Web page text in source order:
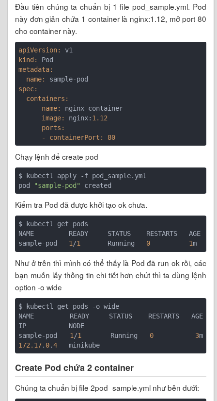
Đầu tiên chúng ta chuẩn bị 1 file pod_sample.yml. Pod
này đơn giản chứa 1 container là nginx:1.12, mở port 80
cho container này.
apiVersion:
kind:
metadata:
  name:
spec:
  containers:
    - name:
      image:
nginx: 1.12
      ports:
      - containerPort:
80
Chạy lệnh để create pod
$ kubectl apply -f pod_sample.yml
pod
"sample-pod"
Kiểm tra Pod đã được khởi tạo ok chưa.
$ kubectl get pods
NAME         READY     STATUS    RESTARTS   AGE
sample-pod 1/1
       Running
0 1
Như ở trên thì mình có thể thấy là Pod đã run ok rồi, các
bạn muốn lấy thông tin chi tiết hơn chút thì ta dùng lệnh
option -o wide
$ kubectl get pods -o wide
NAME         READY     STATUS    RESTARTS   AGE
IP           NODE
sample-pod 1 /1
       Running
0 3
172.17. 0.4
Create Pod chứa 2 container
Chúng ta chuẩn bị file 2pod_sample.yml như bên dưới: